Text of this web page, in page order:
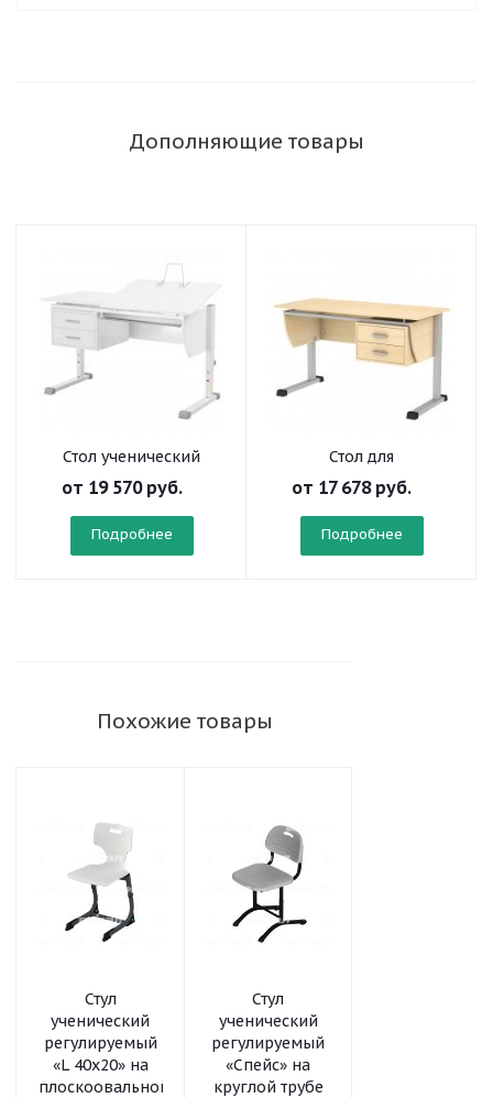
Дополняющие товары
Стол ученический
"Осанка 120 ТТ" белый
от 19 570 руб.
Подробнее
Стол для
преподавателя "Осанка
120 СП"
от 17 678 руб.
Подробнее
Похожие товары
Стул
ученический
регулируемый
«L 40x20» на
плоскоовальной
Стул
ученический
регулируемый
«Спейс» на
круглой трубе